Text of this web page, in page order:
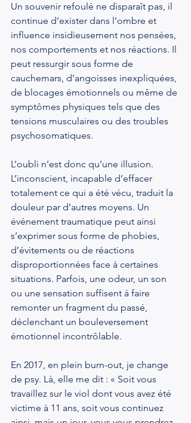
Un souvenir refoulé ne disparaît pas, il
continue d’exister dans l’ombre et
influence insidieusement nos pensées,
nos comportements et nos réactions. Il
peut ressurgir sous forme de
cauchemars, d’angoisses inexpliquées,
de blocages émotionnels ou même de
symptômes physiques tels que des
tensions musculaires ou des troubles
psychosomatiques.
L’oubli n’est donc qu’une illusion.
L’inconscient, incapable d’effacer
totalement ce qui a été vécu, traduit la
douleur par d’autres moyens. Un
événement traumatique peut ainsi
s’exprimer sous forme de phobies,
d’évitements ou de réactions
disproportionnées face à certaines
situations. Parfois, une odeur, un son
ou une sensation suffisent à faire
remonter un fragment du passé,
déclenchant un bouleversement
émotionnel incontrôlable.
En 2017, en plein burn-out, je change
de psy. Là, elle me dit : « Soit vous
travaillez sur le viol dont vous avez été
victime à 11 ans, soit vous continuez